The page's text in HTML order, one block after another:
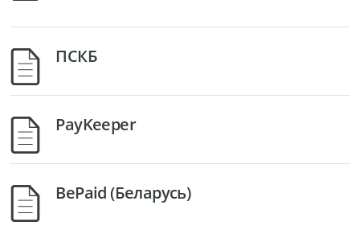
ПСКБ
PayKeeper
BePaid (Беларусь)